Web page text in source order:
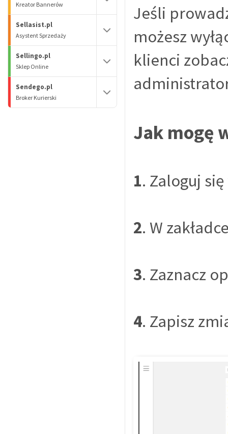
Kreator Bannerów
Sellasist.pl
Asystent Sprzedaży
Sellingo.pl
Sklep Online
Sendego.pl
Broker Kurierski
Jeśli
możesz
klienci
Jak mogę
1. Zaloguj
2. W
3. Zaznacz
4. Zapisz